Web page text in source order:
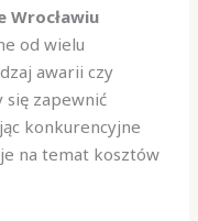
Wrocławiu
od wielu
awarii czy
się zapewnić
konkurencyjne
na temat kosztów